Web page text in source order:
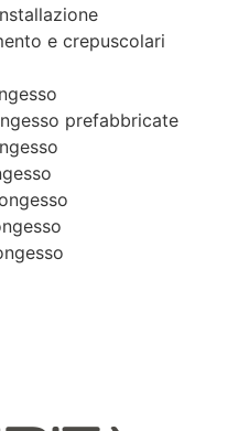
e crepuscolari
prefabbricate